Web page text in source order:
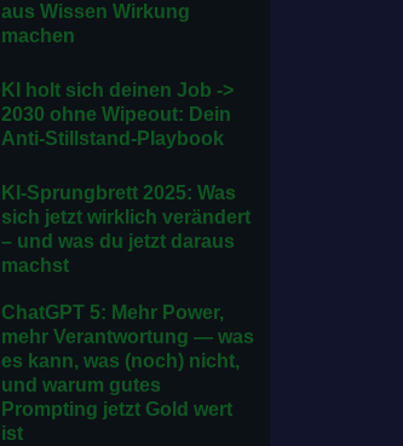
aus Wissen Wirkung
machen
KI holt sich deinen Job ->
2030 ohne Wipeout: Dein
Anti-Stillstand-Playbook
KI-Sprungbrett 2025: Was
sich jetzt wirklich verändert
– und was du jetzt daraus
machst
ChatGPT 5: Mehr Power,
mehr Verantwortung — was
es kann, was (noch) nicht,
und warum gutes
Prompting jetzt Gold wert
ist